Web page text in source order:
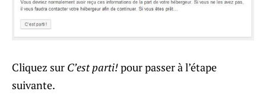
Cliquez sur C’est parti!pour passer à l’étape
suivante.